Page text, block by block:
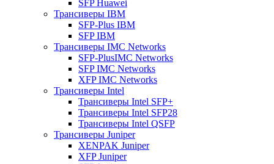
SFP Huawei
Трансиверы IBM
SFP-Plus IBM
SFP IBM
Трансиверы IMC Networks
SFP-PlusIMC Networks
SFP IMC Networks
XFP IMC Networks
Трансиверы Intel
Трансиверы Intel SFP+
Трансиверы Intel SFP28
Трансиверы Intel QSFP
Трансиверы Juniper
XENPAK Juniper
XFP Juniper